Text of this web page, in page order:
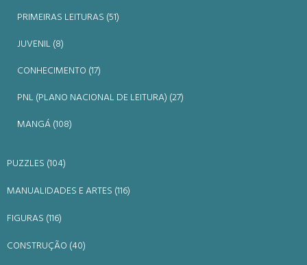
PRIMEIRAS LEITURAS (51)
JUVENIL (8)
CONHECIMENTO (17)
PNL (PLANO NACIONAL DE LEITURA) (27)
MANGÁ (108)
PUZZLES (104)
MANUALIDADES E ARTES (116)
FIGURAS (116)
CONSTRUÇÃO (40)